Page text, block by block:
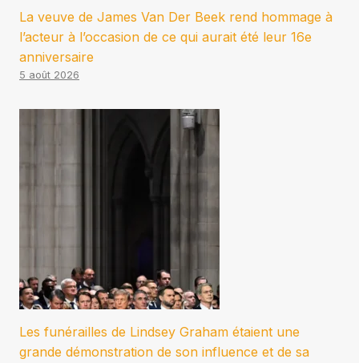
La veuve de James Van Der Beek rend hommage à
l’acteur à l’occasion de ce qui aurait été leur 16e
anniversaire
5 août 2026
Les funérailles de Lindsey Graham étaient une
grande démonstration de son influence et de sa